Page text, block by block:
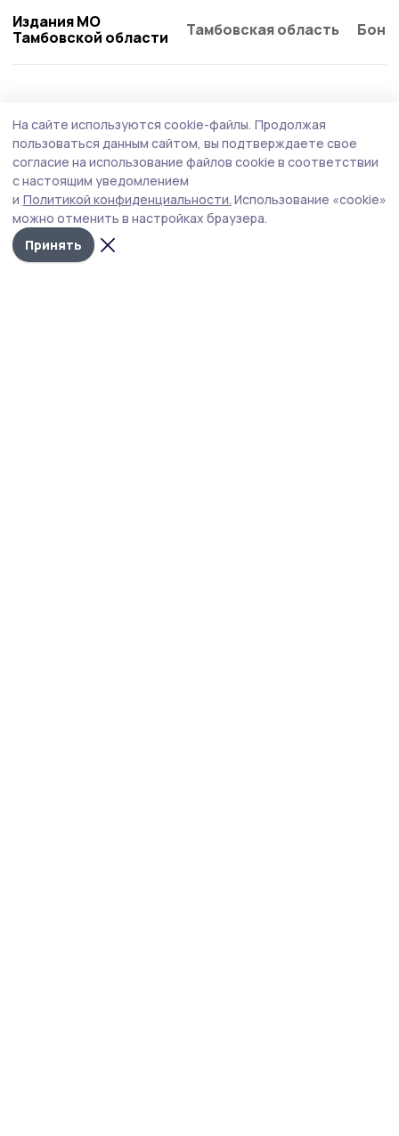
Издания МО
Тамбовской области
Тамбовская область
Мичуринцев проконсультируют по
вопросам качества и безопасности
детских товаров
Центр гигиены и эпидемиологии в Тамбовской области
консультирует граждан по вопросам качества и
безопасности детских товаров и школьных
принадлежностей.
На сайте используются cookie-файлы. Продолжая
пользоваться данным сайтом, вы подтверждаете свое
согласие на использование файлов cookie в соответствии
с настоящим уведомлением
и Политикой конфиденциальности. Использование «cookie»
можно отменить в настройках браузера.
Принять